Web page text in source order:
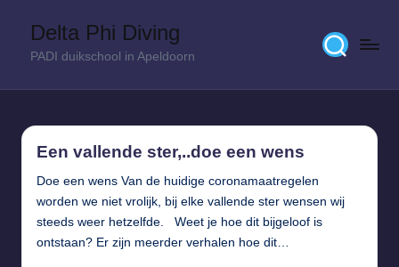
Delta Phi Diving
PADI duikschool in Apeldoorn
Een vallende ster,..doe een wens
Doe een wens Van de huidige coronamaatregelen
worden we niet vrolijk, bij elke vallende ster wensen wij
steeds weer hetzelfde. Weet je hoe dit bijgeloof is
ontstaan? Er zijn meerder verhalen hoe dit…